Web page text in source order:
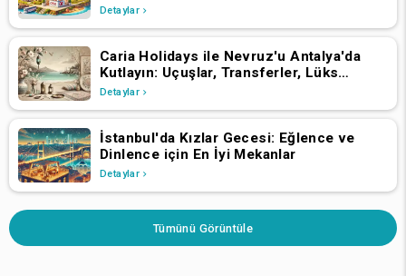
Detaylar
Caria Holidays ile Nevruz'u Antalya'da
Kutlayın: Uçuşlar, Transferler, Lüks
Oteller ve Yıldızlarla Dolu Konserler
Detaylar
İstanbul'da Kızlar Gecesi: Eğlence ve
Dinlence için En İyi Mekanlar
Detaylar
Tümünü Görüntüle